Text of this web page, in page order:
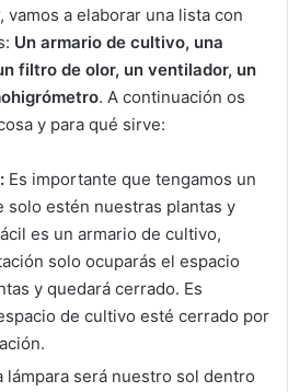
vamos a elaborar una lista con
Un armario de cultivo, una
filtro de olor, un ventilador, un
. A continuación os
y para qué sirve:
Es importante que tengamos un
solo estén nuestras plantas y
es un armario de cultivo,
solo ocuparás el espacio
y quedará cerrado. Es
de cultivo esté cerrado por
lámpara será nuestro sol dentro